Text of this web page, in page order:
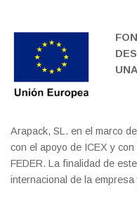
Arapack, SL. en el marco
con el apoyo de ICEX y
FEDER. La finalidad de
internacional de la